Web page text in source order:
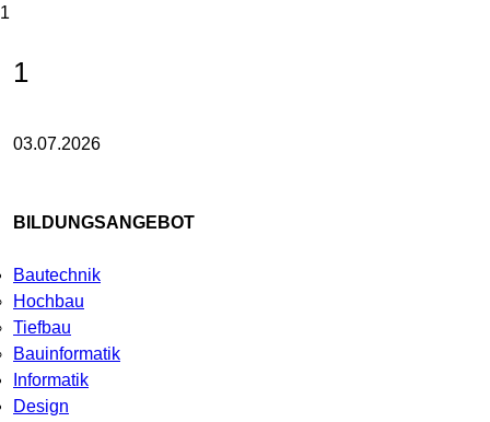
1
1
03.07.2026
BILDUNGSANGEBOT
Bautechnik
Hochbau
Tiefbau
Bauinformatik
Informatik
Design